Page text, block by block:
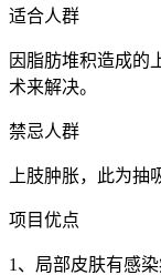
适合人群
因脂肪堆积造成的
术来解决。
禁忌人群
上肢肿胀，此为
项目优点
1、局部皮肤有感